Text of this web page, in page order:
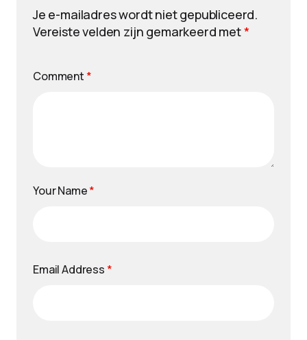
Je e-mailadres wordt niet gepubliceerd.
Vereiste velden zijn gemarkeerd met*
Comment *
Your Name*
Email Address *